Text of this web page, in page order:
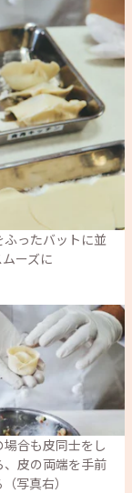
ったバットに並
ーズに
合も皮同士をし
皮の両端を手前
写真右）